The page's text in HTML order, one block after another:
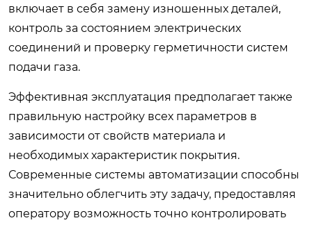
включает в себя замену изношенных деталей,
контроль за состоянием электрических
соединений и проверку герметичности систем
подачи газа.
Эффективная эксплуатация предполагает также
правильную настройку всех параметров в
зависимости от свойств материала и
необходимых характеристик покрытия.
Современные системы автоматизации способны
значительно облегчить эту задачу, предоставляя
оператору возможность точно контролировать